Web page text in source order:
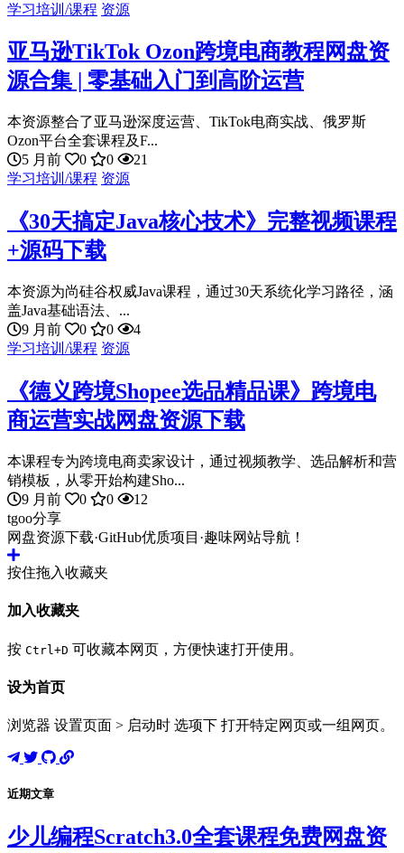
学习培训/课程 资源
亚马逊TikTok Ozon跨境电商教程网盘资
源合集 | 零基础入门到高阶运营
本资源整合了亚马逊深度运营、TikTok电商实战、俄罗斯
Ozon平台全套课程及F...
5 月前
0 0
21
学习培训/课程 资源
《30天搞定Java核心技术》完整视频课程
+源码下载
本资源为尚硅谷权威Java课程，通过30天系统化学习路径，涵
盖Java基础语法、...
9 月前
0 0
4
学习培训/课程 资源
《德义跨境Shopee选品精品课》跨境电
商运营实战网盘资源下载
本课程专为跨境电商卖家设计，通过视频教学、选品解析和营
销模板，从零开始构建Sho...
9 月前
0 0
12
tgoo分享
网盘资源下载·GitHub优质项目·趣味网站导航！
按住拖入收藏夹
加入收藏夹
按 Ctrl+D 可收藏本网页，方便快速打开使用。
设为首页
浏览器 设置页面 > 启动时 选项下 打开特定网页或一组网页。
近期文章
少儿编程Scratch3.0全套课程免费网盘资